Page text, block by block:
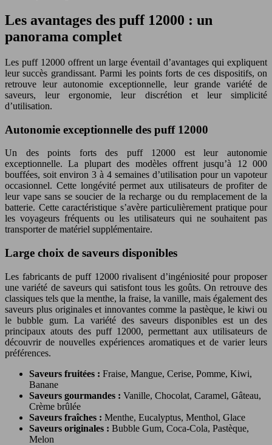
Les avantages des puff 12000 : un
panorama complet
Les puff 12000 offrent un large éventail d’avantages qui expliquent
leur succès grandissant. Parmi les points forts de ces dispositifs, on
retrouve leur autonomie exceptionnelle, leur grande variété de
saveurs, leur ergonomie, leur discrétion et leur simplicité
d’utilisation.
Autonomie exceptionnelle des puff 12000
Un des points forts des puff 12000 est leur autonomie
exceptionnelle. La plupart des modèles offrent jusqu’à 12 000
bouffées, soit environ 3 à 4 semaines d’utilisation pour un vapoteur
occasionnel. Cette longévité permet aux utilisateurs de profiter de
leur vape sans se soucier de la recharge ou du remplacement de la
batterie. Cette caractéristique s’avère particulièrement pratique pour
les voyageurs fréquents ou les utilisateurs qui ne souhaitent pas
transporter de matériel supplémentaire.
Large choix de saveurs disponibles
Les fabricants de puff 12000 rivalisent d’ingéniosité pour proposer
une variété de saveurs qui satisfont tous les goûts. On retrouve des
classiques tels que la menthe, la fraise, la vanille, mais également des
saveurs plus originales et innovantes comme la pastèque, le kiwi ou
le bubble gum. La variété des saveurs disponibles est un des
principaux atouts des puff 12000, permettant aux utilisateurs de
découvrir de nouvelles expériences aromatiques et de varier leurs
préférences.
Saveurs fruitées : Fraise, Mangue, Cerise, Pomme, Kiwi,
Banane
Saveurs gourmandes : Vanille, Chocolat, Caramel, Gâteau,
Crème brûlée
Saveurs fraîches : Menthe, Eucalyptus, Menthol, Glace
Saveurs originales : Bubble Gum, Coca-Cola, Pastèque,
Melon